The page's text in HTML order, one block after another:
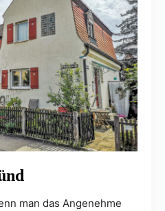
man das Angenehme